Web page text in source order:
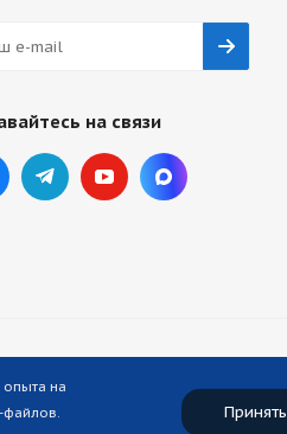
на связи
опыта на
файлов.
Принять